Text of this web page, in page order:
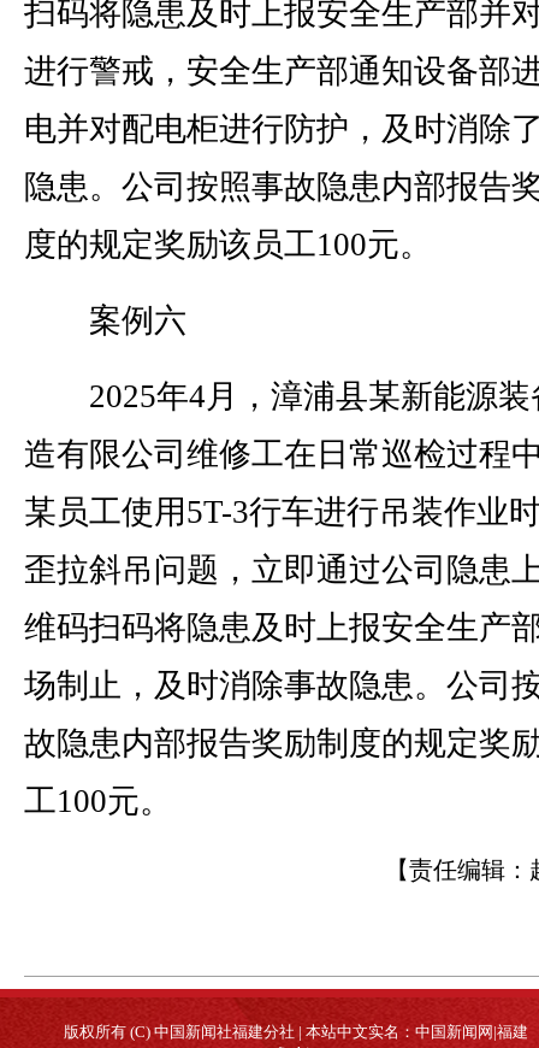
扫码将隐患及时上报安全生产部并
进行警戒，安全生产部通知设备部
电并对配电柜进行防护，及时消除
隐患。公司按照事故隐患内部报告
度的规定奖励该员工100元。
案例六
2025年4月，漳浦县某新能源装
造有限公司维修工在日常巡检过程
某员工使用5T-3行车进行吊装作业
歪拉斜吊问题，立即通过公司隐患
维码扫码将隐患及时上报安全生产
场制止，及时消除事故隐患。公司
故隐患内部报告奖励制度的规定奖
工100元。
【责任编辑：
版权所有 (C) 中国新闻社福建分社 | 本站中文实名：中国新闻网|福建